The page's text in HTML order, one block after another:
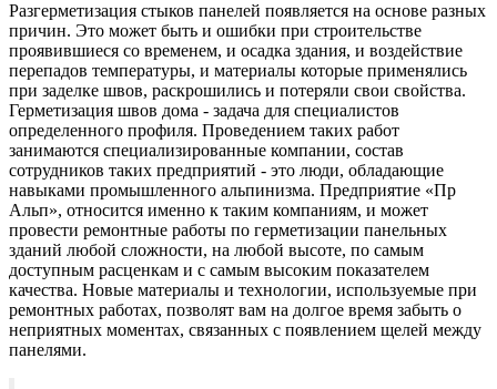
Разгерметизация стыков панелей появляется на основе разных
причин. Это может быть и ошибки при строительстве
проявившиеся со временем, и осадка здания, и воздействие
перепадов температуры, и материалы которые применялись
при заделке швов, раскрошились и потеряли свои свойства.
Герметизация швов дома - задача для специалистов
определенного профиля. Проведением таких работ
занимаются специализированные компании, состав
сотрудников таких предприятий - это люди, обладающие
навыками промышленного альпинизма. Предприятие «Пр
Альп», относится именно к таким компаниям, и может
провести ремонтные работы по герметизации панельных
зданий любой сложности, на любой высоте, по самым
доступным расценкам и с самым высоким показателем
качества. Новые материалы и технологии, используемые при
ремонтных работах, позволят вам на долгое время забыть о
неприятных моментах, связанных с появлением щелей между
панелями.